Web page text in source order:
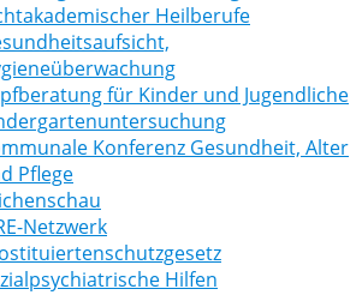
Heilberufe
für Kinder und Jugendliche
Konferenz Gesundheit, Alter
Pflege
Netzwerk
Hilfen